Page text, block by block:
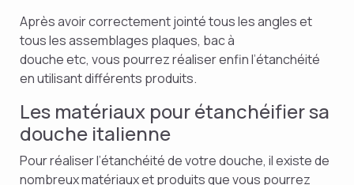
Après avoir correctement jointé tous les angles et
tous les assemblages plaques, bac à
douche etc, vous pourrez réaliser enfin l’étanchéité
en utilisant différents produits.
Les matériaux pour étanchéifier sa
douche italienne
Pour réaliser l’étanchéité de votre douche, il existe de
nombreux matériaux et produits que vous pourrez